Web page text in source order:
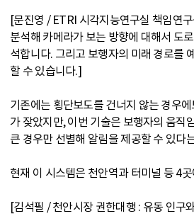
[문진영 / ETRI 시각지능연구실 책임연
분석해 카메라가 보는 방향에 대해서 도
석합니다. 그리고 보행자의 미래 경로를
할 수 있습니다.]
기존에는 횡단보도를 건너지 않는 경우
가 잦았지만, 이번 기술은 보행자의 움직
큰 경우만 선별해 알림을 제공할 수 있다
현재 이 시스템은 천안역과 터미널 등 4
[김석필 / 천안시장 권한대행 : 유동 인구